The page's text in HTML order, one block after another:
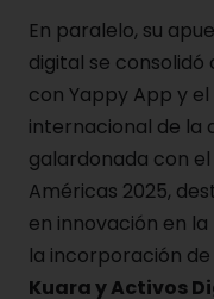
En paralelo, su
digital se
con Yappy App y
internacional de la
galardonada con
Américas 2025,
en innovación en
la incorporación
Kuara y Activos